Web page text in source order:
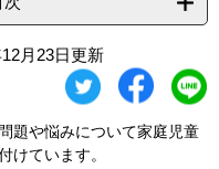
月23日更新
題や悩みについて家庭児童
けています。